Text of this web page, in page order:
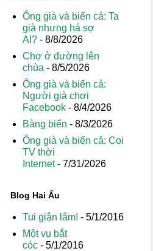
Ông già và biển cả: Ta
già nhưng há sợ
AI? - 8/8/2026
Chợ ở đường lên
chùa - 8/5/2026
Ông già và biển cả:
Người già chơi
Facebook - 8/4/2026
Bàng biển - 8/3/2026
Ông già và biển cả: Coi
TV thời
Internet- 7/31/2026
Blog Hai Ẩu
Tui giận lắm! - 5/1/2016
Một vụ bắt
cóc - 5/1/2016